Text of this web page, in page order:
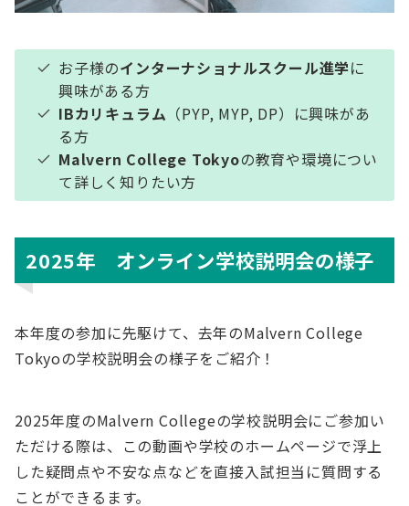
お子様のインターナショナルスクール進学に
興味がある方
IBカリキュラム （PYP, MYP, DP）に興味があ
る方
Malvern College Tokyoの教育や環境につい
て詳しく知りたい方
2025年 オンライン学校説明会の様子
本年度の参加に先駆けて、去年のMalvern College
Tokyoの学校説明会の様子をご紹介！
2025年度のMalvern Collegeの学校説明会にご参加い
ただける際は、この動画や学校のホームページで浮上
した疑問点や不安な点などを直接入試担当に質問する
ことができるます。